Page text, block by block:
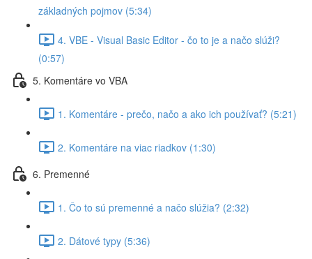
základných pojmov (5:34)
4. VBE - Visual Basic Editor - čo to je a načo slúži?
(0:57)
5. Komentáre vo VBA
1. Komentáre - prečo, načo a ako ich používať? (5:21)
2. Komentáre na viac riadkov (1:30)
6. Premenné
1. Čo to sú premenné a načo slúžia? (2:32)
2. Dátové typy (5:36)